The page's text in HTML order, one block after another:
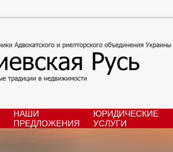
НАШИ
ПРЕДЛОЖЕНИЯ
ЮРИДИЧЕСКИЕ
УСЛУГИ